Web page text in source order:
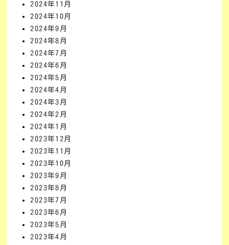
2024年11月
2024年10月
2024年9月
2024年8月
2024年7月
2024年6月
2024年5月
2024年4月
2024年3月
2024年2月
2024年1月
2023年12月
2023年11月
2023年10月
2023年9月
2023年8月
2023年7月
2023年6月
2023年5月
2023年4月